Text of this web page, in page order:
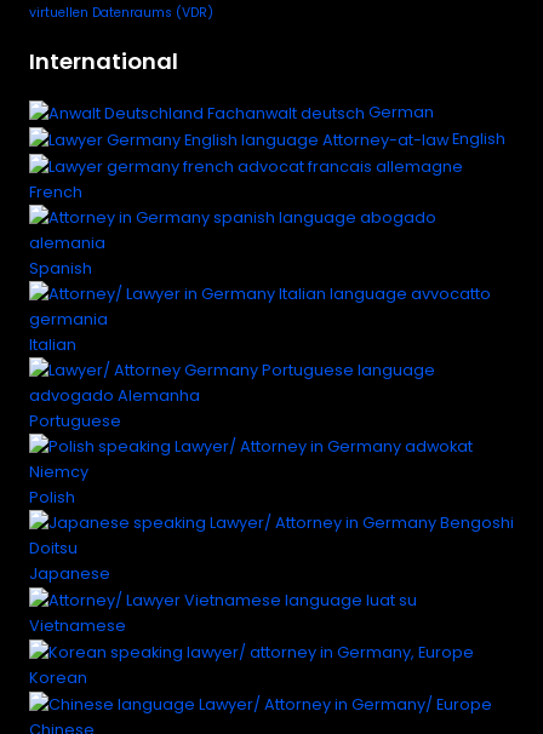
virtuellen Datenraums (VDR)
International
German
English
French
Spanish
Italian
Portuguese
Polish
Japanese
Vietnamese
Korean
Chinese